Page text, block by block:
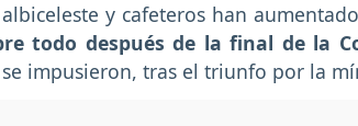
y cafeteros han
todo después de la final de la
impusieron, tras el triunfo por la